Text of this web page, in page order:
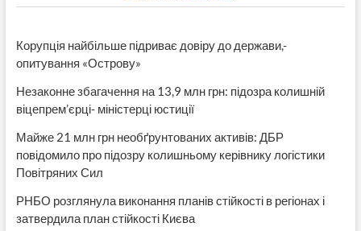
Корупція найбільше підриває довіру до держави,-
опитування «Острову»
Незаконне збагачення на 13,9 млн грн: підозра колишній
віцепрем’єрці- міністерці юстиції
Майже 21 млн грн необґрунтованих активів: ДБР
повідомило про підозру колишньому керівнику логістики
Повітряних Сил
РНБО розглянула виконання планів стійкості в регіонах і
затвердила план стійкості Києва